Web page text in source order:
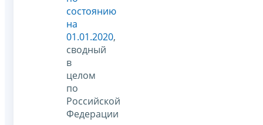
состоянию
на
01.01.2020,
сводный
в
целом
по
Российской
Федерации